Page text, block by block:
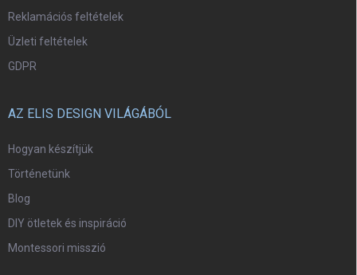
Reklamációs feltételek
Üzleti feltételek
GDPR
AZ ELIS DESIGN VILÁGÁBÓL
Hogyan készítjük
Történetünk
Blog
DIY ötletek és inspiráció
Montessori misszió